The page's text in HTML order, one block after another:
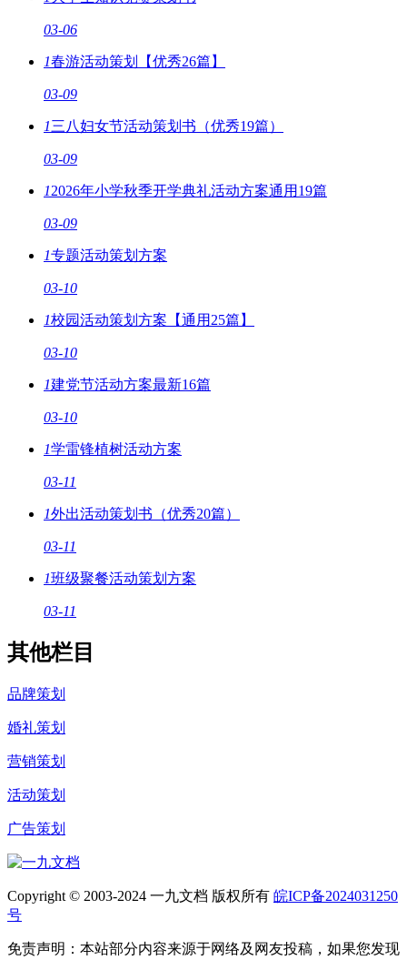
03-06
1春游活动策划【优秀26篇】
03-09
1三八妇女节活动策划书（优秀19篇）
03-09
12026年小学秋季开学典礼活动方案通用19篇
03-09
1专题活动策划方案
03-10
1校园活动策划方案【通用25篇】
03-10
1建党节活动方案最新16篇
03-10
1学雷锋植树活动方案
03-11
1外出活动策划书（优秀20篇）
03-11
1班级聚餐活动策划方案
03-11
其他栏目
品牌策划
婚礼策划
营销策划
活动策划
广告策划
Copyright © 2003-2024 一九文档 版权所有 皖ICP备2024031250
号
免责声明：本站部分内容来源于网络及网友投稿，如果您发现